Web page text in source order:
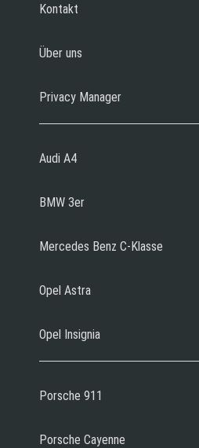
Kontakt
Über uns
Privacy Manager
Audi A4
BMW 3er
Mercedes Benz C-Klasse
Opel Astra
Opel Insignia
Porsche 911
Porsche Cayenne